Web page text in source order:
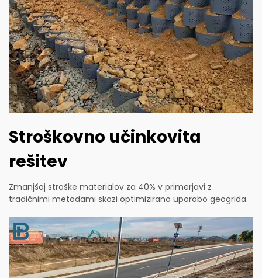
Stroškovno učinkovita
rešitev
Zmanjšaj stroške materialov za 40% v primerjavi z
tradičnimi metodami skozi optimizirano uporabo geogrida.